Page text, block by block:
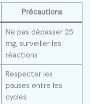
Précautions
Ne pas dépasser 25
mg, surveiller les
réactions
Respecter les
pauses entre les
cycles